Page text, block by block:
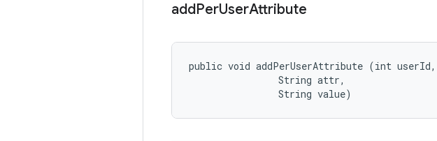
addPerUserAttribute
public void addPerUserAttribute (int userId,
                String attr,
                String value)